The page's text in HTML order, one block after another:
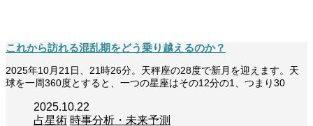
これから訪れる混乱期をどう乗り越えるのか？
2025年10月21日、21時26分。天秤座の28度で新月を迎えます。天
球を一周360度とすると、一つの星座はその12分の1、つまり30
2025.10.22
占星術 時事分析・未来予測